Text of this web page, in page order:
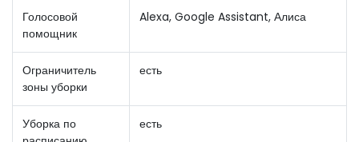
Голосовой
помощник
Alexa, Google Assistant, Алиса
Ограничитель
зоны уборки
есть
Уборка по
есть